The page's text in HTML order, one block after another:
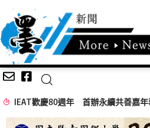
IEAT歡慶80週年 首辦永續共善嘉年